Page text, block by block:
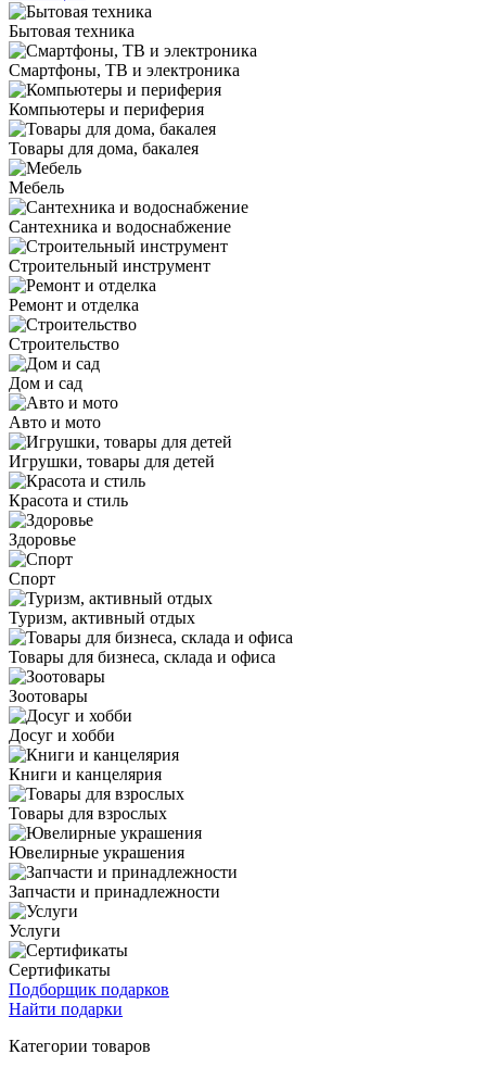
Бытовая техника
Смартфоны, ТВ и электроника
Компьютеры и периферия
Товары для дома, бакалея
Мебель
Сантехника и водоснабжение
Строительный инструмент
Ремонт и отделка
Строительство
Дом и сад
Авто и мото
Игрушки, товары для детей
Красота и стиль
Здоровье
Спорт
Туризм, активный отдых
Товары для бизнеса, склада и офиса
Зоотовары
Досуг и хобби
Книги и канцелярия
Товары для взрослых
Ювелирные украшения
Запчасти и принадлежности
Услуги
Сертификаты
Подборщик подарков
Найти подарки
Категории товаров